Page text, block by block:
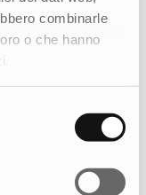
combinarle
o che hanno
propri valori.
il modo
i
certificazioni e